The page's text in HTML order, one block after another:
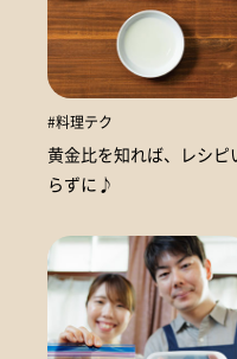
#料理テク
黄金比を知れば、レシピ
らずに♪